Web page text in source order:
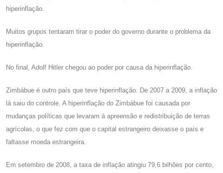
hiperinflação.
Muitos grupos tentaram tirar o poder do governo durante o problema da
hiperinflação.
No final, Adolf Hitler chegou ao poder por causa da hiperinflação.
Zimbábue é outro país que teve hiperinflação. De 2007 a 2009, a inflação
lá saiu do controle. A hiperinflação do Zimbábue foi causada por
mudanças políticas que levaram à apreensão e redistribuição de terras
agrícolas, o que fez com que o capital estrangeiro deixasse o país e
faltasse moeda estrangeira.
Em setembro de 2008, a taxa de inflação atingiu 79,6 bilhões por cento,